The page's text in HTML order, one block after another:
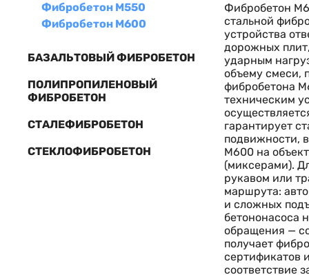
Фибробетон М550
Фибробетон М600
БАЗАЛЬТОВЫЙ ФИБРОБЕТОН
ПОЛИПРОПИЛЕНОВЫЙ
ФИБРОБЕТОН
СТАЛЕФИБРОБЕТОН
СТЕКЛОФИБРОБЕТОН
Фибробетон
стальной
устройства
дорожных
ударным
объему смеси,
фибробетона
техническим
гарантирует
подвижности,
М600 на
(миксерами).
рукавом или
маршрута:
и сложных
бетононасоса
обращения —
получает
сертификатов
соответствие